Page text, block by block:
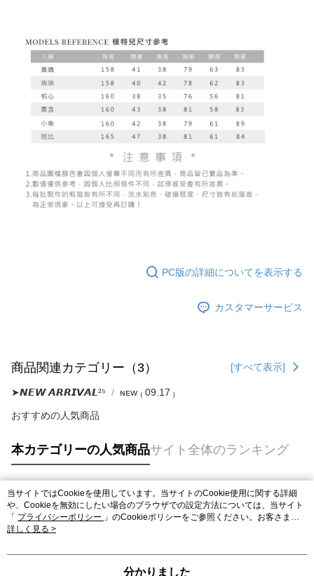
PC版の詳細についてを表示する
カスタマーサービス
商品関連カテゴリー（3） [すべて表示]
➤𝙉𝙀𝙒 𝘼𝙍𝙍𝙄𝙑𝘼𝙇²⁵ ɴᴇᴡ ₍ 09.17 ₎
おすすめの人気商品
本カテゴリーの人気商品サイト全体のランキング
人気タグ
当サイトではCookieを使用しています。当サイトのCookie使用に関する詳細
や、Cookieを無効にしたい場合のブラウザでの設定方法については、当サイト
「 プライバシーポリシー 」のCookieポリシーをご参照ください。お客さま
が、当サイトを引き続き使用される場合、当社がサイト利用規約のCookieポリ
詳しく見る >
分かりました